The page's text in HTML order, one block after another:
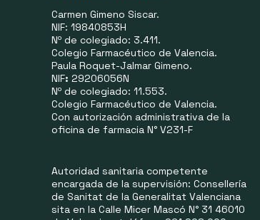
Carmen Gimeno Siscar.
NIF: 19840853H
Nº de colegiado: 3.411.
Colegio Farmacéutico de Valencia.
Paula Roquet-Jalmar Gimeno.
NIF: 29206056N
Nº de colegiado: 11.553.
Colegio Farmacéutico de Valencia.
Con autorización administrativa de la
oficina de farmacia N° V231-F
Autoridad sanitaria competente
encargada de la supervisión: Consellería
de Sanitat de la Generalitat Valenciana
sita en la Calle Micer Mascó N° 31 46010